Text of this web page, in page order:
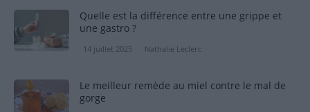
Quelle est la différence entre une grippe et
une gastro ?
14 juillet 2025 Nathalie Leclerc
Le meilleur remède au miel contre le mal de
gorge